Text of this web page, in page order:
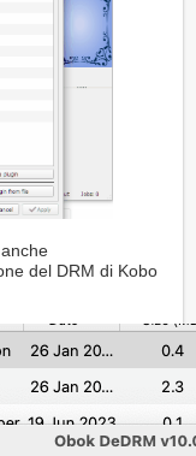
del DRM di Kobo